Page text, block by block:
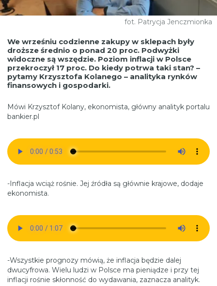
fot. Patrycja Jenczmionka
We wrześniu codzienne zakupy w sklepach były
droższe średnio o ponad 20 proc. Podwyżki
widoczne są wszędzie. Poziom inflacji w Polsce
przekroczył 17 proc. Do kiedy potrwa taki stan? –
pytamy Krzysztofa Kolanego – analityka rynków
finansowych i gospodarki.
Mówi Krzysztof Kolany, ekonomista, główny analityk portalu
bankier.pl
-Inflacja wciąż rośnie. Jej źródła są głównie krajowe, dodaje
ekonomista.
-Wszystkie prognozy mówią, że inflacja będzie dalej
dwucyfrowa. Wielu ludzi w Polsce ma pieniądze i przy tej
inflacji rośnie skłonność do wydawania, zaznacza analityk.